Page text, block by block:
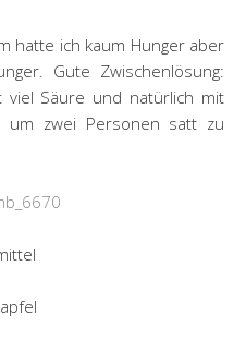
hatte ich kaum Hunger aber
Gute Zwischenlösung:
viel Säure und natürlich mit
um zwei Personen satt zu